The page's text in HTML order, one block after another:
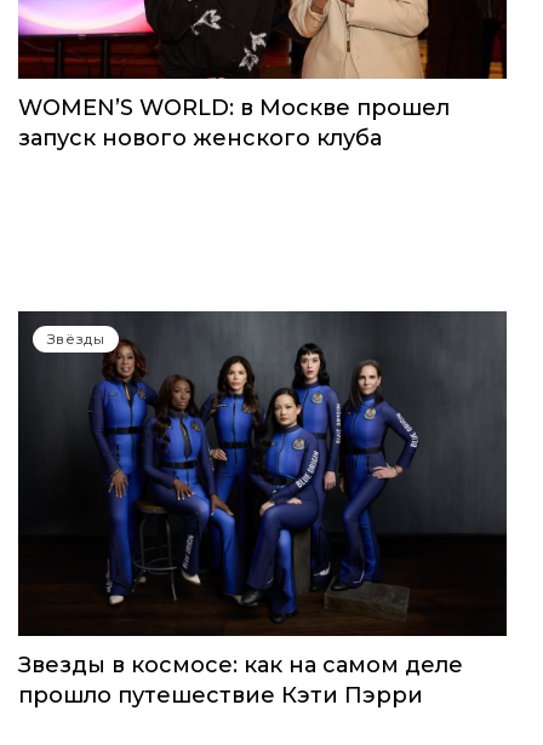
WOMEN’S WORLD: в Москве прошел
запуск нового женского клуба
Звёзды
Звезды в космосе: как на самом деле
прошло путешествие Кэти Пэрри